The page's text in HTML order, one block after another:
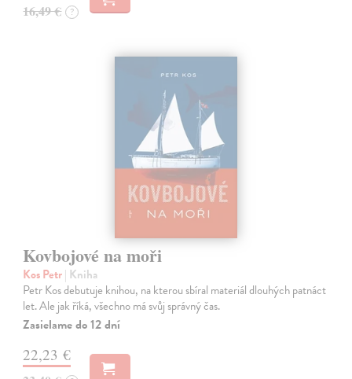
16,49 € ?
Kovbojové na moři
Kos Petr| Kniha
Petr Kos debutuje knihou, na kterou sbíral materiál dlouhých patnáct
let. Ale jak říká, všechno má svůj správný čas.
Zasielame do 12 dní
22,23 €